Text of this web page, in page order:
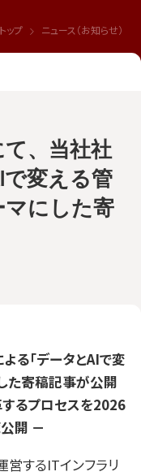
ップ ニュース（お知らせ）
て、当社社
変える管
にした寄
る「データとAIで変
た寄稿記事が公開
るプロセスを2026
開 －
するITインフラリ